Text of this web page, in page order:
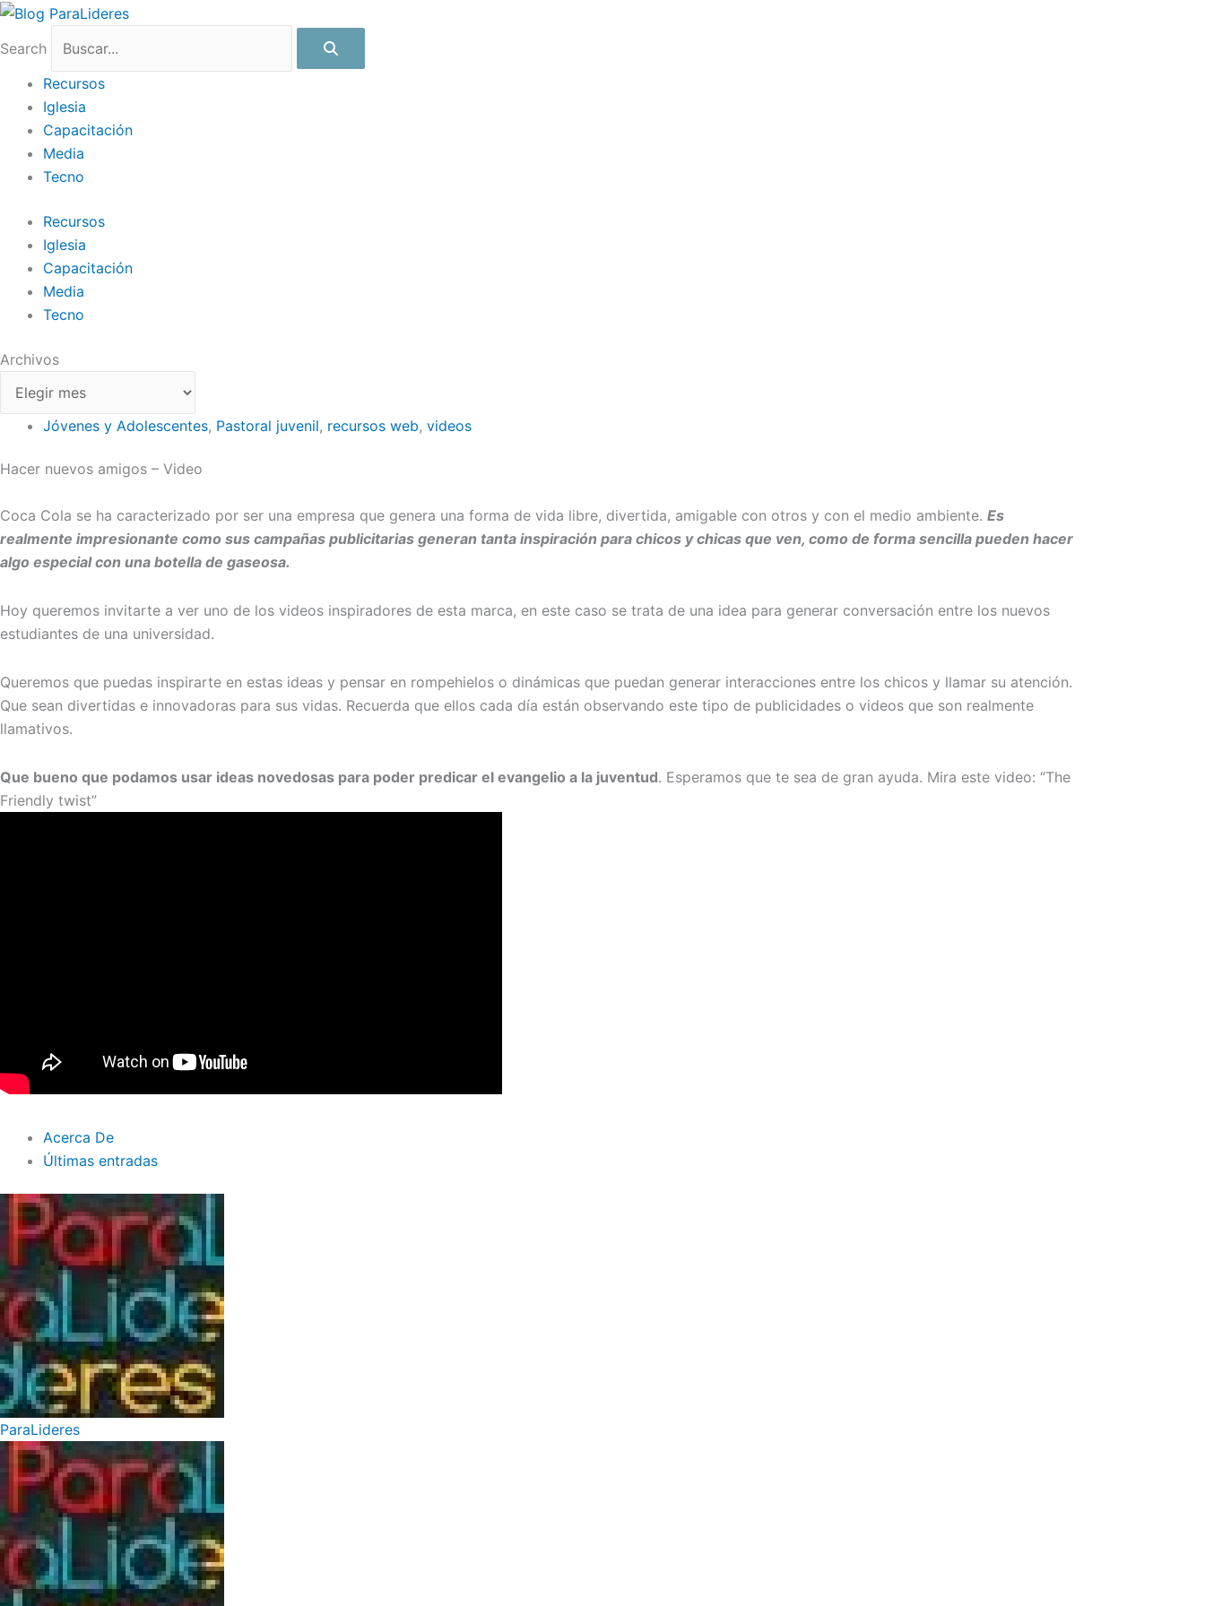
Ir
contenido
Search
Recursos
Iglesia
Capacitación
Media
Tecno
Recursos
Iglesia
Capacitación
Media
Tecno
Archivos
Archivos
Jóvenes y Adolescentes, Pastoral juvenil, recursos web, videos
Hacer nuevos amigos – Video
Coca Cola se ha caracterizado por ser una empresa que genera una forma de vida libre, divertida, amigable con otros y con el medio ambiente. Es
realmente impresionante como sus campañas publicitarias generan tanta inspiración para chicos y chicas que ven, como de forma sencilla pueden hacer
algo especial con una botella de gaseosa.
Hoy queremos invitarte a ver uno de los videos inspiradores de esta marca, en este caso se trata de una idea para generar conversación entre los nuevos
estudiantes de una universidad.
Queremos que puedas inspirarte en estas ideas y pensar en rompehielos o dinámicas que puedan generar interacciones entre los chicos y llamar su atención.
Que sean divertidas e innovadoras para sus vidas. Recuerda que ellos cada día están observando este tipo de publicidades o videos que son realmente
llamativos.
Que bueno que podamos usar ideas novedosas para poder predicar el evangelio a la juventud. Esperamos que te sea de gran ayuda. Mira este video: “The
Friendly twist”
Acerca De
Últimas entradas
ParaLideres